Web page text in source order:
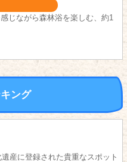
じながら森林浴を楽しむ、約1
ング
産に登録された貴重なスポット